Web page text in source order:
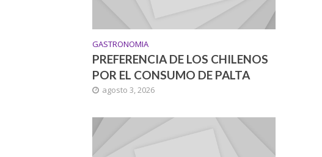
GASTRONOMIA
PREFERENCIA DE LOS CHILENOS
POR EL CONSUMO DE PALTA
agosto 3, 2026